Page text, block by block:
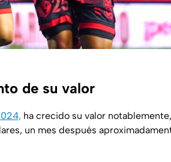
de su valor
ha crecido su valor
un mes después